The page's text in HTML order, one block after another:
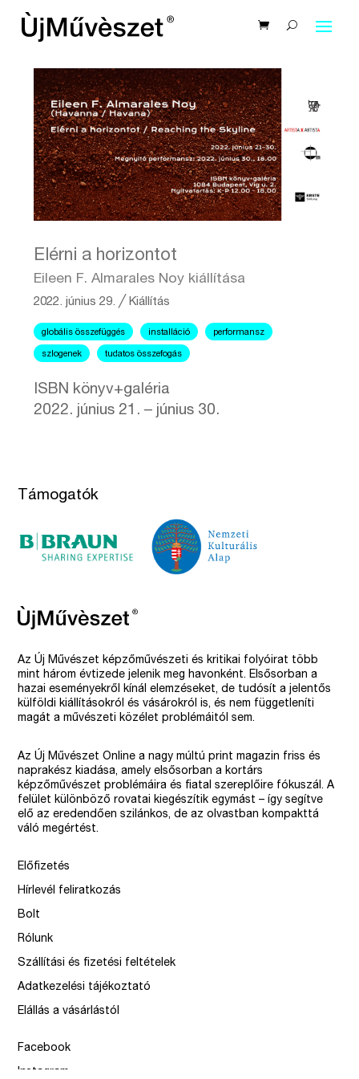
Elérni a horizontot
Eileen F. Almarales Noy kiállítása
2022. június 29. ╱ Kiállítás
globális összefüggés installáció performansz
szlogenek tudatos összefogás
ISBN könyv+galéria
2022. június 21. – június 30.
Támogatók
Az Új Művészet képzőművészeti és kritikai folyóirat több
mint három évtizede jelenik meg havonként. Elsősorban a
hazai eseményekről kínál elemzéseket, de tudósít a jelentős
külföldi kiállításokról és vásárokról is, és nem függetleníti
magát a művészeti közélet problémáitól sem.
Az Új Művészet Online a nagy múltú print magazin friss és
naprakész kiadása, amely elsősorban a kortárs
képzőművészet problémáira és fiatal szereplőire fókuszál. A
felület különböző rovatai kiegészítik egymást – így segítve
elő az eredendően szilánkos, de az olvastban kompakttá
váló megértést.
Előfizetés
Hírlevél feliratkozás
Bolt
Rólunk
Szállítási és fizetési feltételek
Adatkezelési tájékoztató
Elállás a vásárlástól
Facebook
Instagram